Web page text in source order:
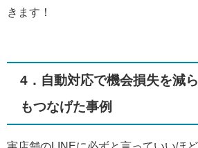
きます！
4．自動対応で機会損失を減
もつなげた事例
実店舗のLINEに必ずと言っていいほ